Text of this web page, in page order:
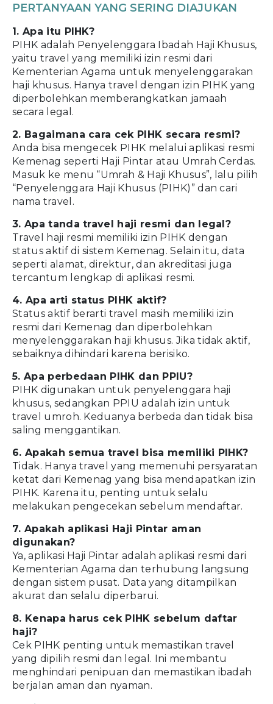
PERTANYAAN YANG SERING DIAJUKAN
1. Apa itu PIHK?
PIHK adalah Penyelenggara Ibadah Haji Khusus,
yaitu travel yang memiliki izin resmi dari
Kementerian Agama untuk menyelenggarakan
haji khusus. Hanya travel dengan izin PIHK yang
diperbolehkan memberangkatkan jamaah
secara legal.
2. Bagaimana cara cek PIHK secara resmi?
Anda bisa mengecek PIHK melalui aplikasi resmi
Kemenag seperti Haji Pintar atau Umrah Cerdas.
Masuk ke menu “Umrah & Haji Khusus”, lalu pilih
“Penyelenggara Haji Khusus (PIHK)” dan cari
nama travel.
3. Apa tanda travel haji resmi dan legal?
Travel haji resmi memiliki izin PIHK dengan
status aktif di sistem Kemenag. Selain itu, data
seperti alamat, direktur, dan akreditasi juga
tercantum lengkap di aplikasi resmi.
4. Apa arti status PIHK aktif?
Status aktif berarti travel masih memiliki izin
resmi dari Kemenag dan diperbolehkan
menyelenggarakan haji khusus. Jika tidak aktif,
sebaiknya dihindari karena berisiko.
5. Apa perbedaan PIHK dan PPIU?
PIHK digunakan untuk penyelenggara haji
khusus, sedangkan PPIU adalah izin untuk
travel umroh. Keduanya berbeda dan tidak bisa
saling menggantikan.
6. Apakah semua travel bisa memiliki PIHK?
Tidak. Hanya travel yang memenuhi persyaratan
ketat dari Kemenag yang bisa mendapatkan izin
PIHK. Karena itu, penting untuk selalu
melakukan pengecekan sebelum mendaftar.
7. Apakah aplikasi Haji Pintar aman
digunakan?
Ya, aplikasi Haji Pintar adalah aplikasi resmi dari
Kementerian Agama dan terhubung langsung
dengan sistem pusat. Data yang ditampilkan
akurat dan selalu diperbarui.
8. Kenapa harus cek PIHK sebelum daftar
haji?
Cek PIHK penting untuk memastikan travel
yang dipilih resmi dan legal. Ini membantu
menghindari penipuan dan memastikan ibadah
berjalan aman dan nyaman.